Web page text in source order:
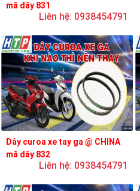
mã dây 831
Liên hệ: 0938454791
Dây curoa xe tay ga @ CHINA
mã dây 832
Liên hệ: 0938454791